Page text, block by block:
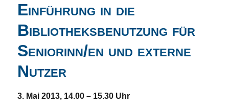
Einführung in die
Bibliotheksbenutzung für
Seniorinn/en und externe
Nutzer
3. Mai 2013, 14.00 – 15.30 Uhr